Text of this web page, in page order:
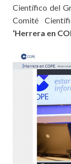
Científico del
Comité
‘Herrera en